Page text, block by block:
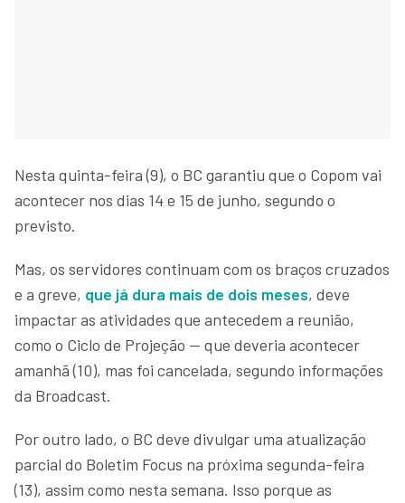
Nesta quinta-feira (9), o BC garantiu que o Copom vai
acontecer nos dias 14 e 15 de junho, segundo o
previsto.
Mas, os servidores continuam com os braços cruzados
e a greve, que já dura mais de dois meses, deve
impactar as atividades que antecedem a reunião,
como o Ciclo de Projeção — que deveria acontecer
amanhã (10), mas foi cancelada, segundo informações
da Broadcast.
Por outro lado, o BC deve divulgar uma atualização
parcial do Boletim Focus na próxima segunda-feira
(13), assim como nesta semana. Isso porque as